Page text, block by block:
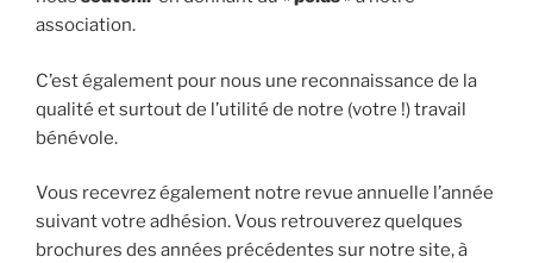
association.
C’est également pour nous une reconnaissance de la
qualité et surtout de l’utilité de notre (votre !) travail
bénévole.
Vous recevrez également notre revue annuelle l’année
suivant votre adhésion. Vous retrouverez quelques
brochures des années précédentes sur notre site, à